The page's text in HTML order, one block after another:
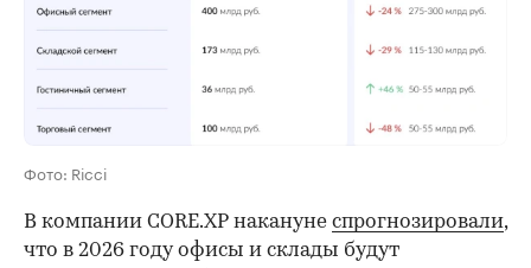
Фото: Ricci
В компании CORE.XP накануне спрогнозировали,
что в 2026 году офисы и склады будут